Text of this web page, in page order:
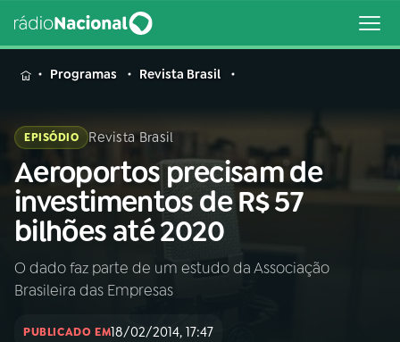
MENU
Buscar
na
Rádio
Nacional
Buscar
AO VIVO
INÍCIO
Programas Revista Brasil
EPISÓDIO Revista Brasil
Aeroportos precisam de
investimentos de R$ 57
bilhões até 2020
O dado faz parte de um estudo da Associação
Brasileira das Empresas
PUBLICADO EM18/02/2014, 17:47